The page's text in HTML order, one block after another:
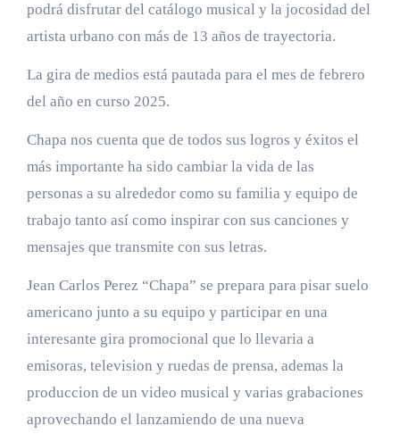
podrá disfrutar del catálogo musical y la jocosidad del
artista urbano con más de 13 años de trayectoria.
La gira de medios está pautada para el mes de febrero
del año en curso 2025.
Chapa nos cuenta que de todos sus logros y éxitos el
más importante ha sido cambiar la vida de las
personas a su alrededor como su familia y equipo de
trabajo tanto así como inspirar con sus canciones y
mensajes que transmite con sus letras.
Jean Carlos Perez “Chapa” se prepara para pisar suelo
americano junto a su equipo y participar en una
interesante gira promocional que lo llevaria a
emisoras, television y ruedas de prensa, ademas la
produccion de un video musical y varias grabaciones
aprovechando el lanzamiendo de una nueva